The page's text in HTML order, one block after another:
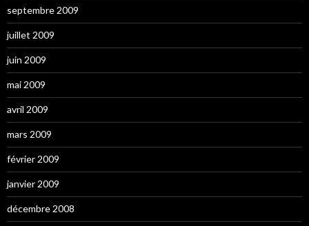
septembre 2009
juillet 2009
juin 2009
mai 2009
avril 2009
mars 2009
février 2009
janvier 2009
décembre 2008